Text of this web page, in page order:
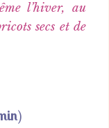
l’hiver, au
secs et de